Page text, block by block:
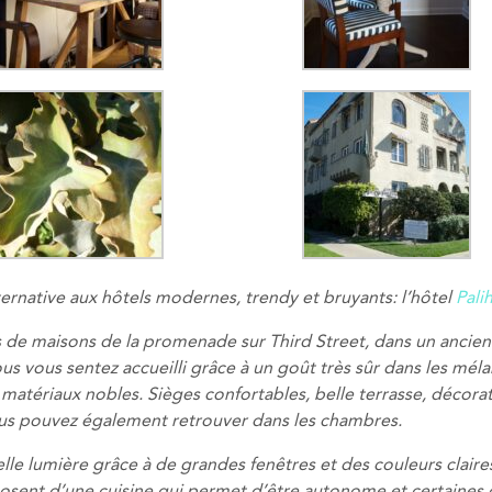
aux hôtels modernes, trendy et bruyants: l’hôtel
maisons de la promenade sur Third Street, dans un ancien
vous sentez accueilli grâce à un goût très sûr dans les
nobles. Sièges confortables, belle terrasse,
pouvez également retrouver dans les chambres.
lumière grâce à de grandes fenêtres et des couleurs